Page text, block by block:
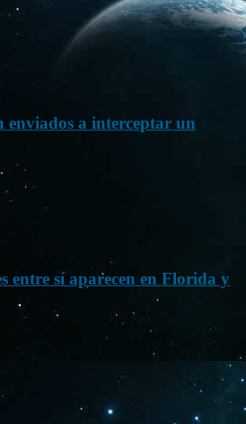
enviados a interceptar un
entre sí aparecen en Florida y